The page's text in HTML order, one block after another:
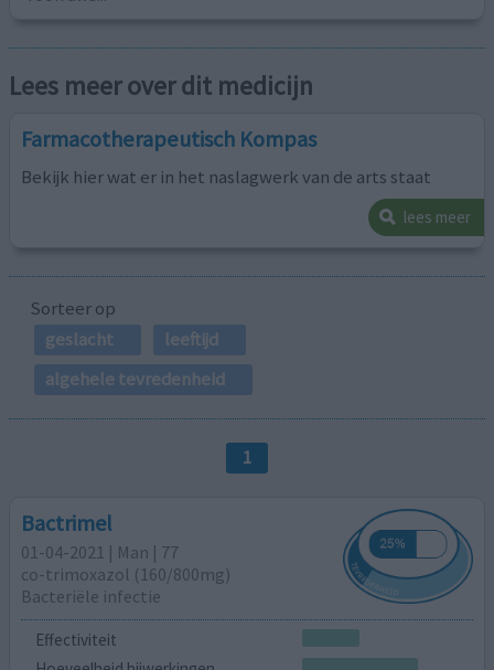
Lees meer over dit medicijn
Farmacotherapeutisch Kompas
Bekijk hier wat er in het naslagwerk van de arts staat
lees meer
Sorteer op
geslacht
leeftijd
algehele tevredenheid
1
Bactrimel
01-04-2021 | Man | 77
co-trimoxazol (160/800mg)
Bacteriële infectie
Effectiviteit